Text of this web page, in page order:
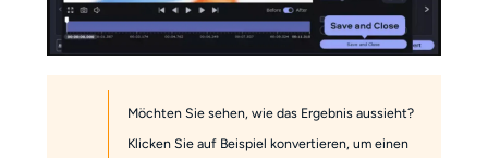
Möchten Sie sehen, wie das Ergebnis aussieht?
Klicken Sie auf Beispiel konvertieren, um einen